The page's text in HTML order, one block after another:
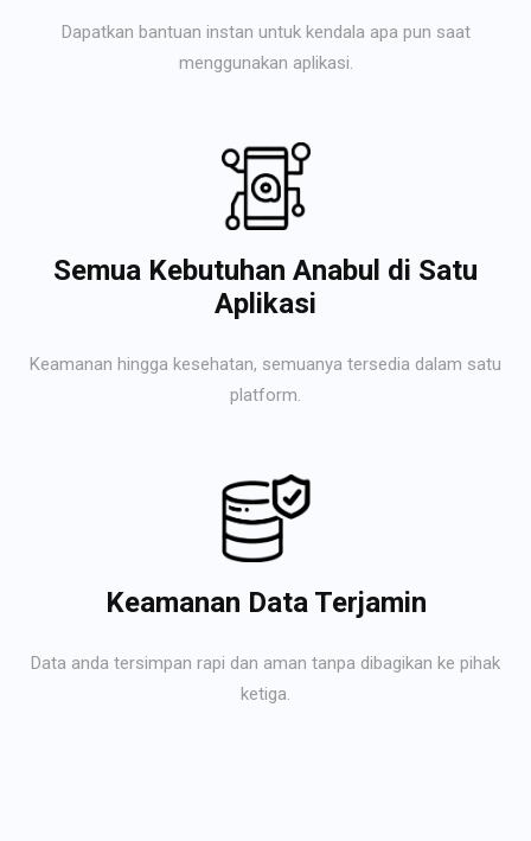
Dapatkan bantuan instan untuk kendala apa pun saat
menggunakan aplikasi.
Semua Kebutuhan Anabul di Satu
Aplikasi
Keamanan hingga kesehatan, semuanya tersedia dalam satu
platform.
Keamanan Data Terjamin
Data anda tersimpan rapi dan aman tanpa dibagikan ke pihak
ketiga.